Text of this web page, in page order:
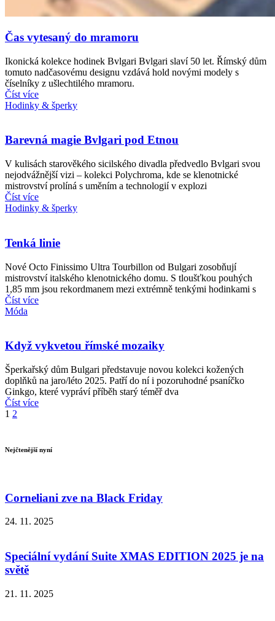
Čas vytesaný do mramoru
Ikonická kolekce hodinek Bvlgari Bvlgari slaví 50 let. Římský dům
tomuto nadčasovému designu vzdává hold novými modely s
číselníky z ušlechtilého mramoru.
Číst více
Hodinky & šperky
Barevná magie Bvlgari pod Etnou
V kulisách starověkého sicilského divadla předvedlo Bvlgari svou
nejodvážnější vizi – kolekci Polychroma, kde se klenotnické
mistrovství prolíná s uměním a technologií v explozi
Číst více
Hodinky & šperky
Tenká linie
Nové Octo Finissimo Ultra Tourbillon od Bulgari zosobňují
mistrovství italského klenotnického domu. S tloušťkou pouhých
1,85 mm jsou rekordmanem mezi extrémně tenkými hodinkami s
Číst více
Móda
Když vykvetou římské mozaiky
Šperkařský dům Bulgari představuje novou kolekci kožených
doplňků na jaro/léto 2025. Patří do ní i pozoruhodné psaníčko
Ginkgo, které vypráví příběh starý téměř dva
Číst více
1 2
Nejčtenější nyní
Corneliani zve na Black Friday
24. 11. 2025
Speciální vydání Suite XMAS EDITION 2025 je na
světě
21. 11. 2025